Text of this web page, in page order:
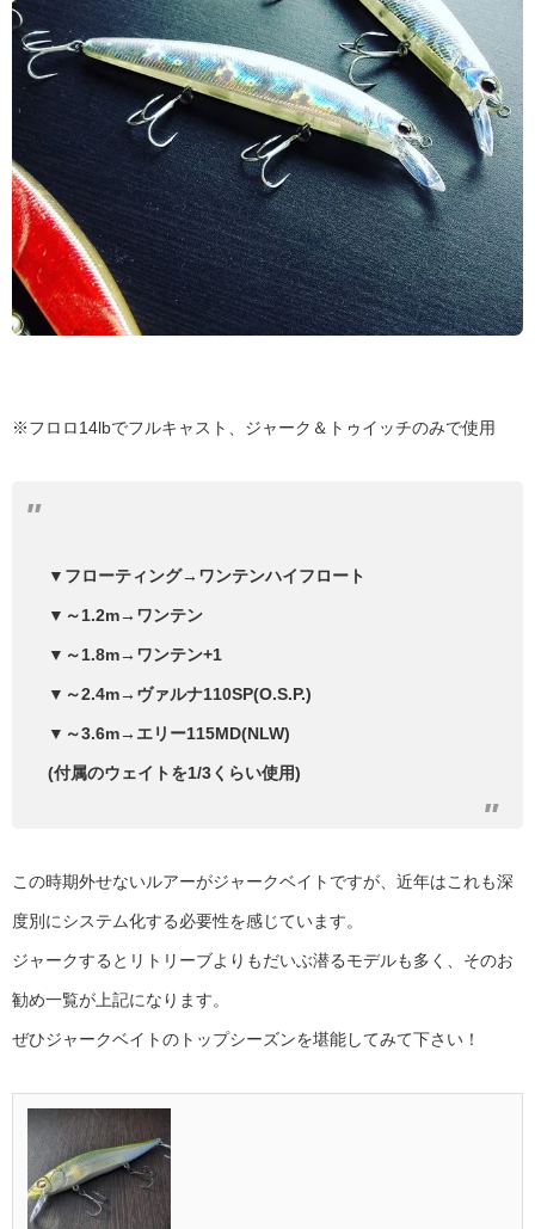
※フロロ14lbでフルキャスト、ジャーク＆トゥイッチのみで使用
▼フローティング→ワンテンハイフロート
▼～1.2m→ワンテン
▼～1.8m→ワンテン+1
▼～2.4m→ヴァルナ110SP(O.S.P.)
▼～3.6m→エリー115MD(NLW)
(付属のウェイトを1/3くらい使用)
この時期外せないルアーがジャークベイトですが、近年はこれも深
度別にシステム化する必要性を感じています。
ジャークするとリトリーブよりもだいぶ潜るモデルも多く、そのお
勧め一覧が上記になります。
ぜひジャークベイトのトップシーズンを堪能してみて下さい！